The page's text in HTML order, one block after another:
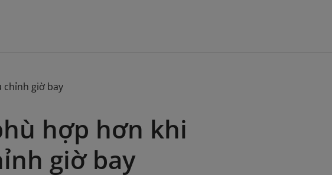
chỉnh giờ bay
hợp hơn khi
giờ bay